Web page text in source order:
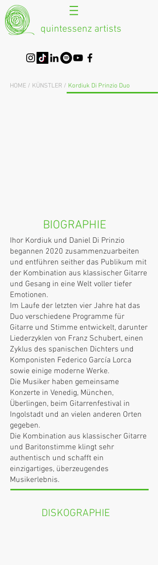
quintessenz artists
HOME / KÜNSTLER / Kordiuk Di Prinzio Duo
BIOGRAPHIE
Ihor Kordiuk und Daniel Di Prinzio
begannen 2020 zusammenzuarbeiten
und entführen seither das Publikum mit
der Kombination aus klassischer Gitarre
und Gesang in eine Welt voller tiefer
Emotionen.
Im Laufe der letzten vier Jahre hat das
Duo verschiedene Programme für
Gitarre und Stimme entwickelt, darunter
Liederzyklen von Franz Schubert, einen
Zyklus des spanischen Dichters und
Komponisten Federico García Lorca
sowie einige moderne Werke.
Die Musiker haben gemeinsame
Konzerte in Venedig, München,
Überlingen, beim Gitarrenfestival in
Ingolstadt und an vielen anderen Orten
gegeben.
Die Kombination aus klassischer Gitarre
und Baritonstimme klingt sehr
authentisch und schafft ein
einzigartiges, überzeugendes
Musikerlebnis.
DISKOGRAPHIE